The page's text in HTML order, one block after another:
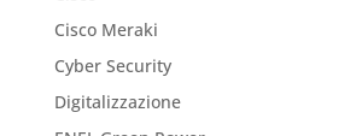
Cisco Meraki
Cyber Security
Digitalizzazione